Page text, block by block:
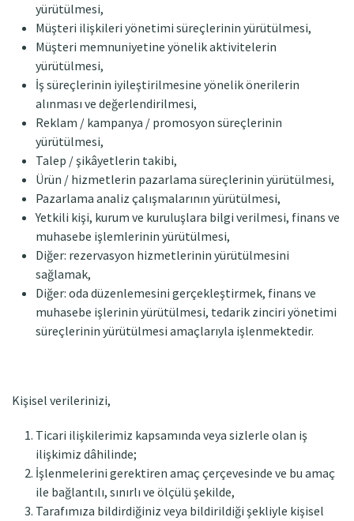
yürütülmesi,
Müşteri ilişkileri yönetimi süreçlerinin yürütülmesi,
Müşteri memnuniyetine yönelik aktivitelerin
yürütülmesi,
İş süreçlerinin iyileştirilmesine yönelik önerilerin
alınması ve değerlendirilmesi,
Reklam / kampanya / promosyon süreçlerinin
yürütülmesi,
Talep / şikâyetlerin takibi,
Ürün / hizmetlerin pazarlama süreçlerinin yürütülmesi,
Pazarlama analiz çalışmalarının yürütülmesi,
Yetkili kişi, kurum ve kuruluşlara bilgi verilmesi, finans ve
muhasebe işlemlerinin yürütülmesi,
Diğer: rezervasyon hizmetlerinin yürütülmesini
sağlamak,
Diğer: oda düzenlemesini gerçekleştirmek, finans ve
muhasebe işlerinin yürütülmesi, tedarik zinciri yönetimi
süreçlerinin yürütülmesi amaçlarıyla işlenmektedir.
Kişisel verilerinizi,
Ticari ilişkilerimiz kapsamında veya sizlerle olan iş
ilişkimiz dâhilinde;
İşlenmelerini gerektiren amaç çerçevesinde ve bu amaç
ile bağlantılı, sınırlı ve ölçülü şekilde,
Tarafımıza bildirdiğiniz veya bildirildiği şekliyle kişisel